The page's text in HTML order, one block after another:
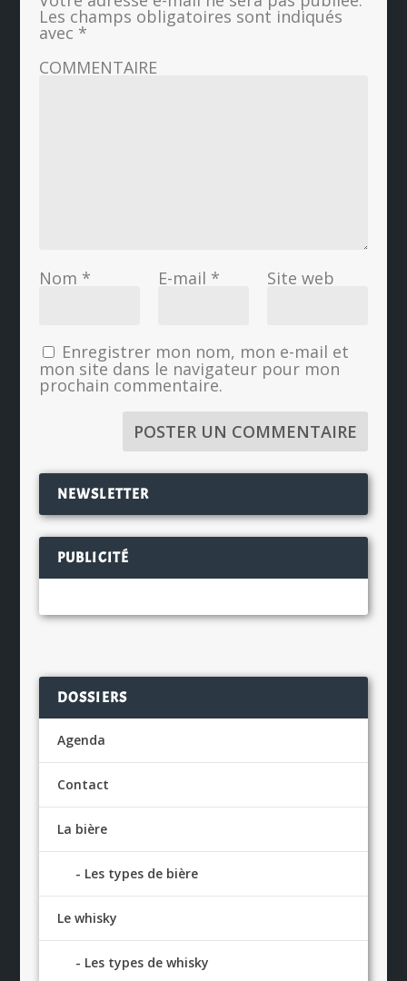
Les champs obligatoires sont indiqués
avec *
COMMENTAIRE
Nom * E-mail * Site web
Enregistrer mon nom, mon e-mail et
mon site dans le navigateur pour mon
prochain commentaire.
NEWSLETTER
PUBLICITÉ
DOSSIERS
Agenda
Contact
La bière
Les types de bière
Le whisky
Les types de whisky